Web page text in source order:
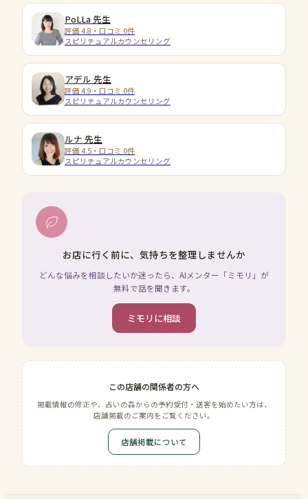
PoLLa 先生
評価 4.8・口コミ 0件
スピリチュアルカウンセリング
アデル 先生
評価 4.9・口コミ 0件
スピリチュアルカウンセリング
ルナ 先生
評価 4.5・口コミ 0件
スピリチュアルカウンセリング
お店に行く前に、気持ちを整理しませんか
どんな悩みを相談したいか迷ったら、AIメンター「ミモリ」が
無料で話を聞きます。
ミモリに相談
この店舗の関係者の方へ
掲載情報の修正や、占いの森からの予約受付・送客を始めたい方は、
店舗掲載のご案内をご覧ください。
店舗掲載について